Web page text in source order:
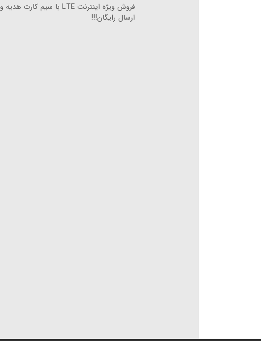
فروش ویژه اینترنت LTE با سیم کارت هدیه و
ارسال رایگان!!!